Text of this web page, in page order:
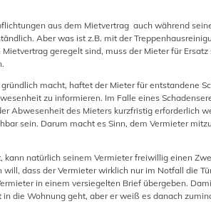
aus dem Mietvertrag auch während
Aber was ist z.B. mit der
geregelt sind, muss der Mieter für Ersatz
macht, haftet der Mieter für entstandene
zu informieren. Im Falle eines
Abwesenheit des Mieters kurzfristig erforderlich
sein. Darum macht es Sinn, dem Vermieter
kann natürlich seinem Vermieter freiwillig einen
dass der Vermieter wirklich nur im Notfall die
in einem versiegelten Brief übergeben.
die Wohnung geht, aber er weiß es danach